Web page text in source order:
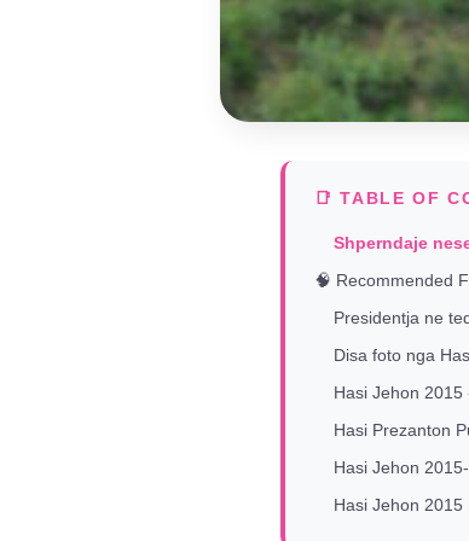
📑 TABLE OF
Shperndaje
🧠 Recommended
Presidentja ne
Disa foto nga
Hasi Jehon
Hasi Prezanton
Hasi Jehon
Hasi Jehon